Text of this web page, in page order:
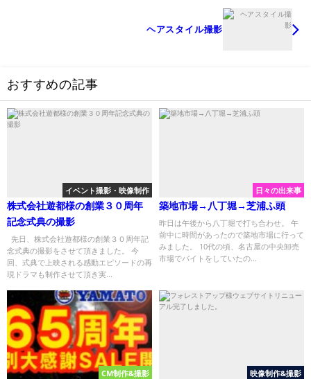
ヘアスタイル撮影
おすすめの記事
イベント撮影・映像制作
株式会社遊都様の創業３０周年
記念式典の撮影
先日、株式会社遊都様の創業３０周年記
念式典の撮影をさせて頂きました。 今
回、式典で上映される感動エピソードの再
現ドラマも制作させて頂き実...
日々の出来事
築地市場→八丁堀→芝浦ふ頭
昨日は午後から八丁堀で打ち合わせ。 午
前中に時間があったので築地市場に行って
みました。 10代の頃、名古屋の中央卸売
市場でバイトをしていたの...
CM制作&撮影 映像制作&撮影